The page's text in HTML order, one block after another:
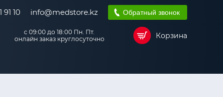
91 10 info@medstore.kz Обратный звонок
с 09:00 до 18:00 Пн. Пт.
онлайн заказ круглосуточно
Корзина